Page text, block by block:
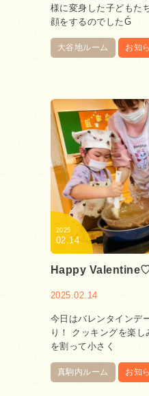
様に変身した子どもた
顔をするのでしたǴ
大谷地ルーム お知
2025
02.14
Happy
2025.02.14
今日はバレンタインデ
り！ クッキングを楽
を割って小さく
真駒内ルーム お知